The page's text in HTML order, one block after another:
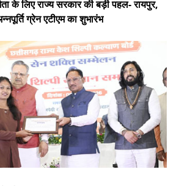
और सामाजिक समरसता का मजबूत आधार :